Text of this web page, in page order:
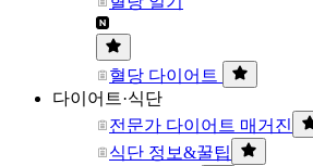
혈당 다이어트
다이어트·식단
전문가 다이어트 매거진
식단 정보&꿀팁